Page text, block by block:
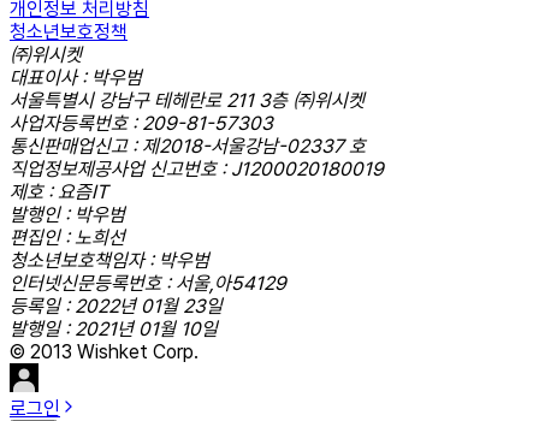
개인정보 처리방침
청소년보호정책
㈜위시켓
대표이사 : 박우범
서울특별시 강남구 테헤란로 211 3층 ㈜위시켓
사업자등록번호 : 209-81-57303
통신판매업신고 : 제2018-서울강남-02337 호
직업정보제공사업 신고번호 : J1200020180019
제호 : 요즘IT
발행인 : 박우범
편집인 : 노희선
청소년보호책임자 : 박우범
인터넷신문등록번호 : 서울,아54129
등록일 : 2022년 01월 23일
발행일 : 2021년 01월 10일
© 2013 Wishket Corp.
로그인